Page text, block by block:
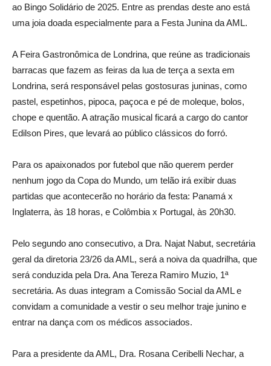
ao Bingo Solidário de 2025. Entre as prendas deste ano está
uma joia doada especialmente para a Festa Junina da AML.
A Feira Gastronômica de Londrina, que reúne as tradicionais
barracas que fazem as feiras da lua de terça a sexta em
Londrina, será responsável pelas gostosuras juninas, como
pastel, espetinhos, pipoca, paçoca e pé de moleque, bolos,
chope e quentão. A atração musical ficará a cargo do cantor
Edilson Pires, que levará ao público clássicos do forró.
Para os apaixonados por futebol que não querem perder
nenhum jogo da Copa do Mundo, um telão irá exibir duas
partidas que acontecerão no horário da festa: Panamá x
Inglaterra, às 18 horas, e Colômbia x Portugal, às 20h30.
Pelo segundo ano consecutivo, a Dra. Najat Nabut, secretária
geral da diretoria 23/26 da AML, será a noiva da quadrilha, que
será conduzida pela Dra. Ana Tereza Ramiro Muzio, 1ª
secretária. As duas integram a Comissão Social da AML e
convidam a comunidade a vestir o seu melhor traje junino e
entrar na dança com os médicos associados.
Para a presidente da AML, Dra. Rosana Ceribelli Nechar, a